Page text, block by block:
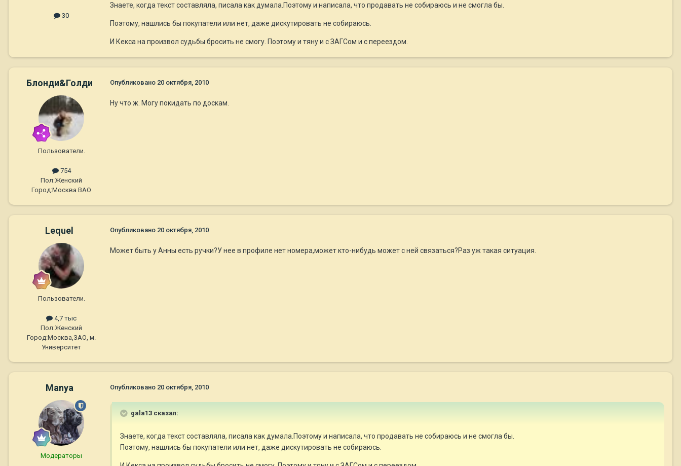
30
Знаете, когда текст составляла, писала как думала.Поэтому и написала, что продавать не собираюсь и не смогла бы.
Поэтому, нашлись бы покупатели или нет, даже дискутировать не собираюсь.
И Кекса на произвол судьбы бросить не смогу. Поэтому и тяну и с ЗАГСом и с переездом.
Блонди&Голди
Пользователи.
754
Пол:Женский
Город:Москва ВАО
Опубликовано 20 октября, 2010
Ну что ж. Могу покидать по доскам.
Lequel
Пользователи.
4,7 тыс
Пол:Женский
Город:Москва,ЗАО, м.
Университет
Опубликовано 20 октября, 2010
Может быть у Анны есть ручки?У нее в профиле нет номера,может кто-нибудь может с ней связаться?Раз уж такая ситуация.
Manya
Модераторы
Опубликовано 20 октября, 2010
gala13 сказал:
Знаете, когда текст составляла, писала как думала.Поэтому и написала, что продавать не собираюсь и не смогла бы.
Поэтому, нашлись бы покупатели или нет, даже дискутировать не собираюсь.